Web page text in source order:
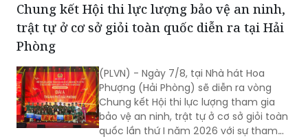
trào “Vì nạn nhân chất độc da cam”.
Chung kết Hội thi lực lượng bảo vệ an ninh,
trật tự ở cơ sở giỏi toàn quốc diễn ra tại Hải
Phòng
(PLVN) - Ngày 7/8, tại Nhà hát Hoa
Phượng (Hải Phòng) sẽ diễn ra vòng
Chung kết Hội thi lực lượng tham gia
bảo vệ an ninh, trật tự ở cơ sở giỏi toàn
quốc lần thứ I năm 2026 với sự tham